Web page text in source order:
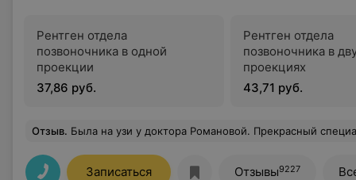
Рентген отдела
позвоночника в одной
проекции
37,86 руб.
Рентген отдела
позвоночника в
проекциях
43,71 руб.
Отзыв. Была на узи у доктора Романовой. Прекрасный специалист,все быстро и легко
Записаться Отзывы9227